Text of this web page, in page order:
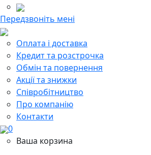
Передзвоніть мені
Оплата і доставка
Кредит та розстрочка
Обмін та повернення
Акції та знижки
Cпівробітництво
Про компанію
Контакти
0
Ваша корзина